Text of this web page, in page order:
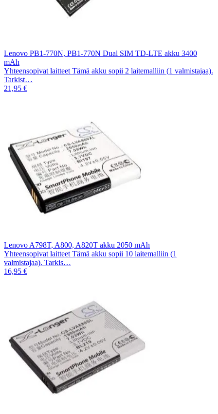
Lenovo PB1-770N, PB1-770N Dual SIM TD-LTE akku 3400
mAh
Yhteensopivat laitteet Tämä akku sopii 2 laitemalliin (1 valmistajaa).
Tarkist…
21,95 €
Lenovo A798T, A800, A820T akku 2050 mAh
Yhteensopivat laitteet Tämä akku sopii 10 laitemalliin (1
valmistajaa). Tarkis…
16,95 €